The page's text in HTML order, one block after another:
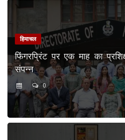
हिमाचल
फिंगरप्रिंट पर एक माह का
संपन्न
0